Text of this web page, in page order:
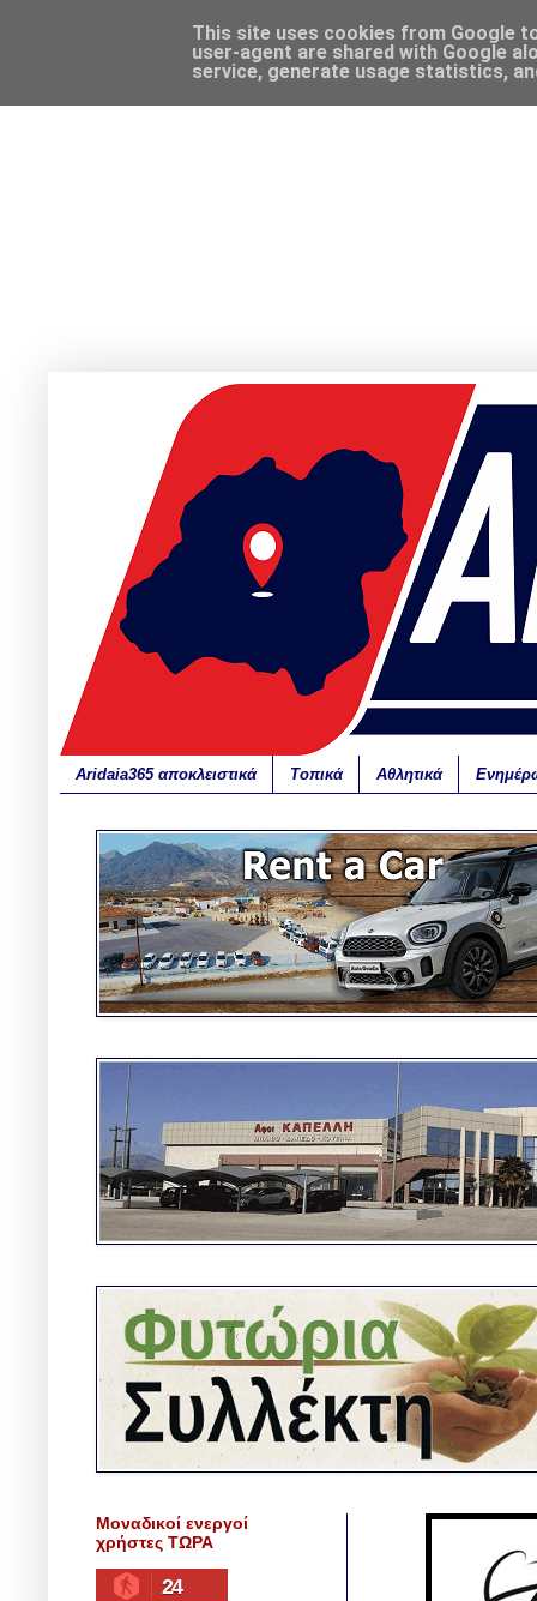
Aridaia365 αποκλειστικά Τοπικά Αθλητικά
Μοναδικοί ενεργοί
χρήστες ΤΩΡΑ
24
This site uses cookies from Google
user-agent are shared with Google
service, generate usage statistics,